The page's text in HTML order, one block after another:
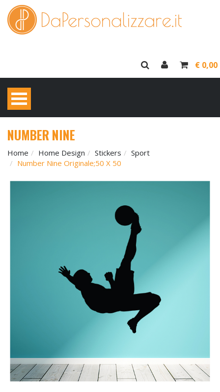
€ 0,00
NUMBER NINE
Home Home Design Stickers
Sport
Number Nine Originale;50 X 50